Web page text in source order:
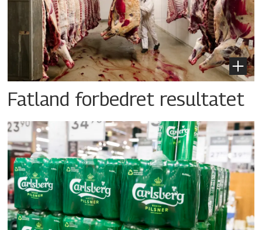
Fatland forbedret resultatet